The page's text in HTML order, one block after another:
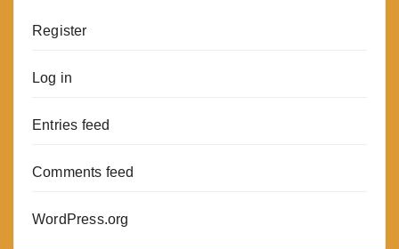
Register
Log in
Entries feed
Comments feed
WordPress.org